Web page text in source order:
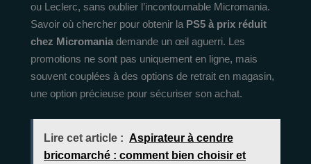
ou Leclerc, sans oublier l’incontournable Micromania.
Savoir où chercher pour obtenir la PS5 à prix réduit
chez Micromaniademande un œil aguerri. Les
promotions ne sont pas uniquement en ligne, mais
souvent couplées à des options de retrait en magasin,
une option précieuse pour sécuriser son achat.
Lire cet article : Aspirateur à cendre
bricomarché : comment bien choisir et